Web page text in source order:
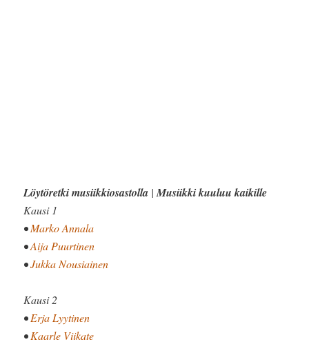
Löytöretki musiikkiosastolla |Musiikki kuuluu kaikille
Kausi 1
•Marko Annala
•Aija Puurtinen
•Jukka Nousiainen
Kausi 2
•Erja Lyytinen
•Kaarle Viikate